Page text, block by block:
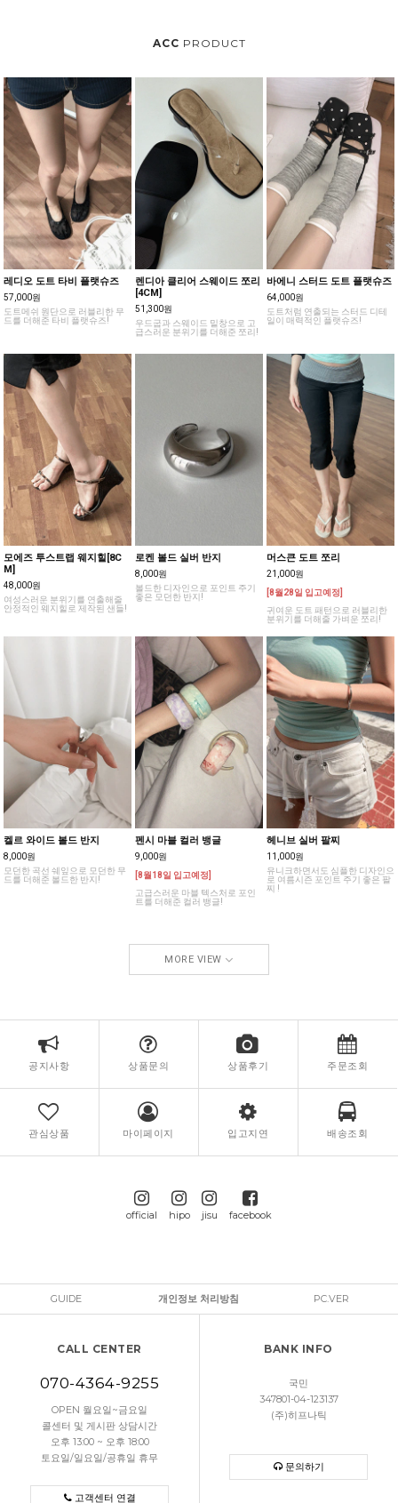
ACC PRODUCT
레디오 도트 타비 플랫슈즈
57,000원
도트메쉬 원단으로 러블리한 무
드를 더해준 타비 플랫슈즈!
렌디아 클리어 스웨이드 쪼리
[4CM]
51,300원
우드굽과 스웨이드 밑창으로 고
급스러운 분위기를 더해준 쪼리!
바에니 스터드 도트 플랫슈즈
64,000원
도트처럼 연출되는 스터드 디테
일이 매력적인 플랫슈즈!
모에즈 투스트랩 웨지힐[8C
M]
48,000원
여성스러운 분위기를 연출해줄
안정적인 웨지힐로 제작된 샌들!
로켄 볼드 실버 반지
8,000원
볼드한 디자인으로 포인트 주기
좋은 모던한 반지!
머스큰 도트 쪼리
21,000원
[8월28일 입고예정]
귀여운 도트 패턴으로 러블리한
분위기를 더해줄 가벼운 쪼리!
켈르 와이드 볼드 반지
8,000원
모던한 곡선 쉐잎으로 모던한 무
드를 더해준 볼드한 반지!
펜시 마블 컬러 뱅글
9,000원
[8월18일 입고예정]
고급스러운 마블 텍스처로 포인
트를 더해준 컬러 뱅글!
헤니브 실버 팔찌
11,000원
유니크하면서도 심플한 디자인으
로 여름시즌 포인트 주기 좋은 팔
찌 !
MORE VIEW
공지사항 상품문의 상품후기 주문조회
관심상품 마이페이지 입고지연 배송조회
official hipo jisu facebook
GUIDE 개인정보 처리방침 PC.VER
CALL CENTER
070-4364-9255
OPEN 월요일~금요일
콜센터 및 게시판 상담시간
오후 13:00 ~ 오후 18:00
토요일/일요일/공휴일 휴무
고객센터 연결
BANK INFO
국민
347801-04-123137
(주)히프나틱
문의하기